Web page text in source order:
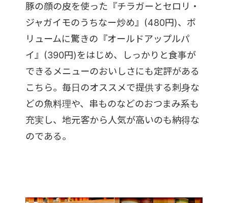
豚の顔の皮を使った『チラガーとセロリ・
ジャガイモのうちなー炒め』(480円)、ボ
リュームに驚きの『オールドアップルパ
イ』(390円)をはじめ、しっかりと食事が
できるメニューのおいしさにも定評がある
こちら。毎日のオススメで提供する刺身な
どの魚料理や、串ものなどのおつまみ系も
充実し、地元客から人気が高いのも納得な
のである。